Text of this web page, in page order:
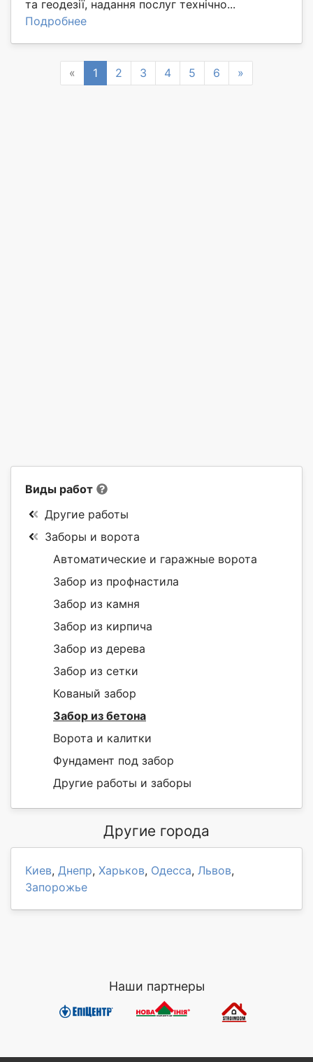
та геодезії, надання послуг технічно...
Подробнее
« Previous
1 2 3 4 5 6 »
Виды работ
Другие работы
Заборы и ворота
Автоматические и гаражные ворота
Забор из профнастила
Забор из камня
Забор из кирпича
Забор из дерева
Забор из сетки
Кованый забор
Забор из бетона
Ворота и калитки
Фундамент под забор
Другие работы и заборы
Другие города
Киев, Днепр, Харьков, Одесса, Львов,
Запорожье
Наши партнеры